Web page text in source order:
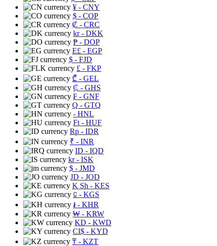
¥ - CNY
$ - COP
₡ - CRC
kr- DKK
₱ - DOP
E£ - EGP
$ - FJD
£ - FKP
₾ - GEL
₵ - GHS
₣ - GNF
Q - GTQ
- HNL
Ft - HUF
Rp - IDR
₹ - INR
ID - IQD
kr- ISK
$ - JMD
JD - JOD
K Sh - KES
⃀ - KGS
៛ - KHR
₩ - KRW
KD - KWD
CI$ - KYD
₸ - KZT